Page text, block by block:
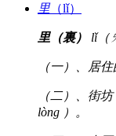
里（lǐ）
里（裏） lǐ（
（一）、居
（二）、街
lòng ）。